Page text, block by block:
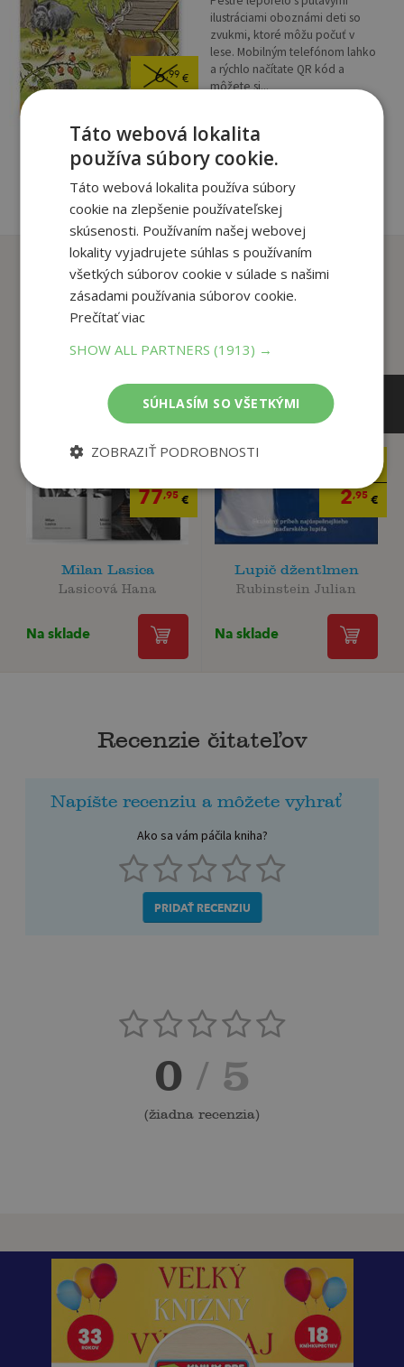
6,99 €
ilustráciami oboznámi deti so
zvukmi, ktoré môžu počuť v
lese. Mobilným telefónom lahko
a rýchlo načítate QR kód a
môžete si...
pridať do košíka
Zákazníci, ktorí si kúpili
tento titul si tiež kúpili
77,95€
Milan Lasica
Lasicová Hana
Na sklade
2,95€
Lupič džentlmen
Rubinstein Julian
Na sklade
Recenzie čitateľov
Napíšte recenziu a môžete vyhrať
Ako sa vám páčila kniha?
PRIDAŤ RECENZIU
0 / 5
(žiadna recenzia)
Táto webová lokalita
používa súbory cookie.
Táto webová lokalita používa súbory
cookie na zlepšenie používateľskej
skúsenosti. Používaním našej webovej
lokality vyjadrujete súhlas s používaním
všetkých súborov cookie v súlade s našimi
zásadami používania súborov cookie.
Prečítať viac
SHOW ALL PARTNERS(1913) →
SÚHLASÍM SO VŠETKÝMI
ZOBRAZIŤ PODROBNOSTI